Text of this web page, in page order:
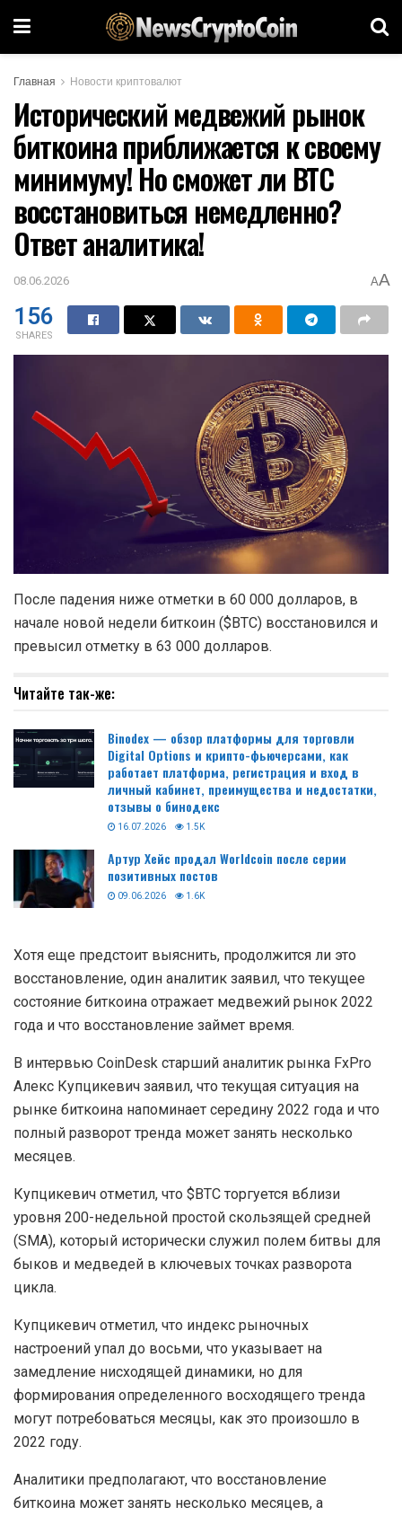
Главная Новости криптовалют
Исторический медвежий рынок
биткоина приближается к своему
минимуму! Но сможет ли BTC
восстановиться немедленно?
Ответ аналитика!
08.06.2026 AA
156
SHARES
После падения ниже отметки в 60 000 долларов, в
начале новой недели биткоин ($BTC) восстановился и
превысил отметку в 63 000 долларов.
Читайте так-же:
Binodex — обзор платформы для торговли
Digital Options и крипто-фьючерсами, как
работает платформа, регистрация и вход в
личный кабинет, преимущества и недостатки,
отзывы о бинодекс
16.07.2026 1.5K
Артур Хейс продал Worldcoin после серии
позитивных постов
09.06.2026 1.6K
Хотя еще предстоит выяснить, продолжится ли это
восстановление, один аналитик заявил, что текущее
состояние биткоина отражает медвежий рынок 2022
года и что восстановление займет время.
В интервью CoinDesk старший аналитик рынка FxPro
Алекс Купцикевич заявил, что текущая ситуация на
рынке биткоина напоминает середину 2022 года и что
полный разворот тренда может занять несколько
месяцев.
Купцикевич отметил, что $BTC торгуется вблизи
уровня 200-недельной простой скользящей средней
(SMA), который исторически служил полем битвы для
быков и медведей в ключевых точках разворота
цикла.
Купцикевич отметил, что индекс рыночных
настроений упал до восьми, что указывает на
замедление нисходящей динамики, но для
формирования определенного восходящего тренда
могут потребоваться месяцы, как это произошло в
2022 году.
Аналитики предполагают, что восстановление
биткоина может занять несколько месяцев, а